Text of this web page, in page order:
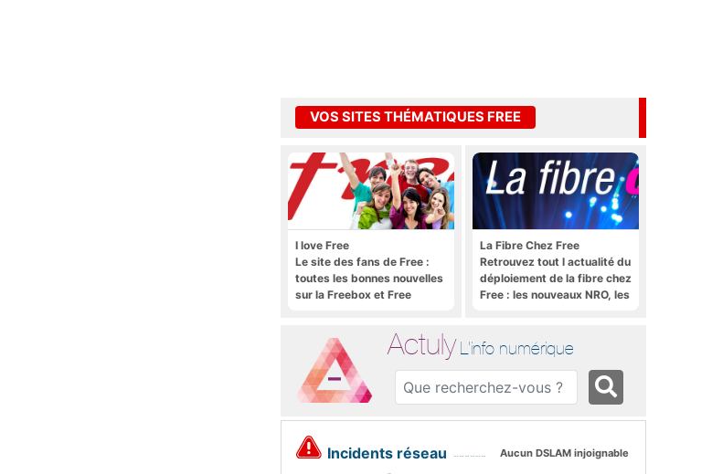
VOS SITES THÉMATIQUES FREE
I love Free
Le site des fans de Free :
toutes les bonnes nouvelles
sur la Freebox et Free
La Fibre Chez Free
Retrouvez tout l actualité du
déploiement de la fibre chez
Free : les nouveaux NRO, les
Actuly L'info numérique
Incidents réseau Aucun DSLAM injoignable